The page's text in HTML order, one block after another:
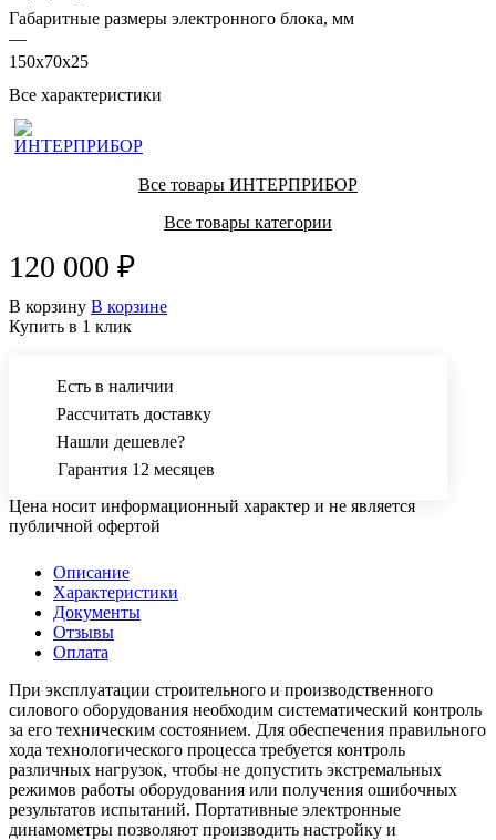
Габаритные размеры электронного блока, мм
—
150х70х25
Все характеристики
Все товары ИНТЕРПРИБОР
Все товары категории
120 000 ₽
В корзину В корзине
Купить в 1 клик
Есть в наличии
Рассчитать доставку
Нашли дешевле?
Гарантия 12 месяцев
Цена носит информационный характер и не является
публичной офертой
Описание
Характеристики
Документы
Отзывы
Оплата
При эксплуатации строительного и производственного
силового оборудования необходим систематический контроль
за его техническим состоянием. Для обеспечения правильного
хода технологического процесса требуется контроль
различных нагрузок, чтобы не допустить экстремальных
режимов работы оборудования или получения ошибочных
результатов испытаний. Портативные электронные
динамометры позволяют производить настройку и